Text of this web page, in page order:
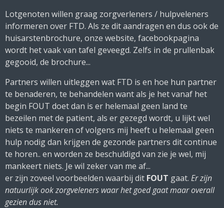
Lotgenoten willen graag zorgverleners / hulpveleners
informeren over FTD. Als ze dit aandragen en dus ook de
huisarstenbrochure, onze website, facebookpagina
wordt het vaak van tafel geveegd. Zelfs in de prullenbak
gegooid, de brochure...
Partners willen uitleggen wat FTD is en hoe hun partner
te benaderen, te behandelen want als je het vanaf het
begin FOUT doet dan is er helemaal geen land te
bezeilen met de patient, als er gezegd wordt, u lijkt wel
niets te mankeren of volgens mij heeft u helemaal geen
hulp nodig dan krijgen de gezonde partners dit continue
te horen.. en worden ze beschuldigd van zie je wel, mij
mankeert niets. Je wil zeker van me af...
er zijn zoveel voorbeelden waarbij dit FOUT gaat. Er zijn
natuurlijk ook zorgveleners waar het goed gaat maar overall
gezien dus niet.